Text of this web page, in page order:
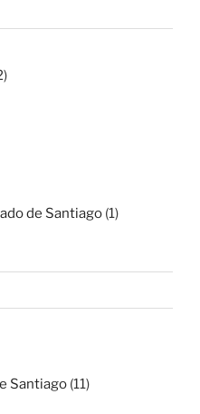
de Santiago (1)
Santiago (11)